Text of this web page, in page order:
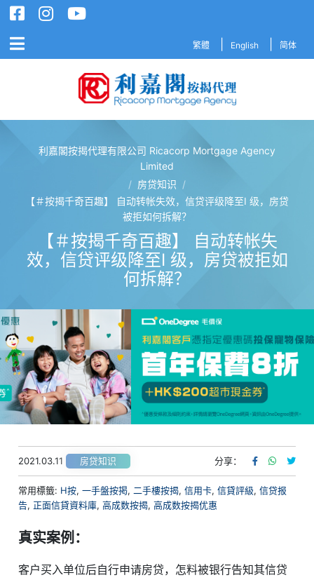
繁體 English 简体
利嘉閣按揭代理有限公司 Ricacorp Mortgage Agency
Limited
/ 房贷知识 /
【＃按揭千奇百趣】 自动转帐失效，信贷评级降至I 级，房贷
被拒如何拆解？
【＃按揭千奇百趣】 自动转帐失
效，信贷评级降至I 级，房贷被拒如
何拆解？
2021.03.11 房贷知识 分享：
常用標籤: H按,一手盤按掲,二手樓按揭,信用卡,信貸評級,信贷报
告, 正面信貸資料庫,高成数按揭,高成数按揭优惠
真实案例：
客户买入单位后自行申请房贷，怎料被银行告知其信贷